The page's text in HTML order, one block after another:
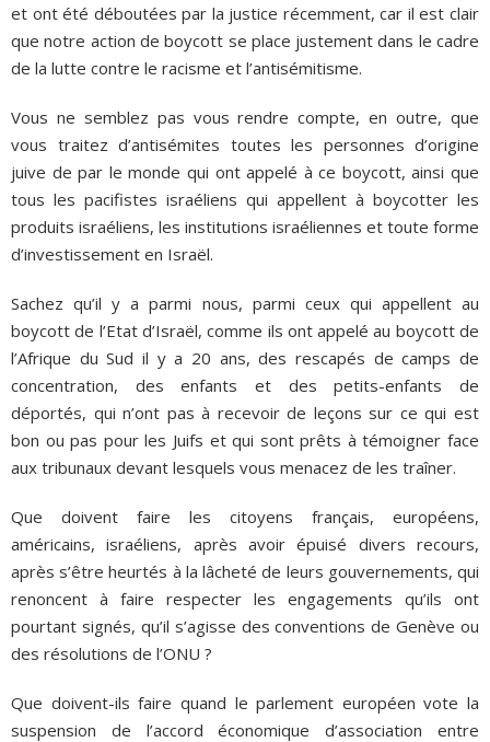
et ont été déboutées par la justice récemment, car il est clair
que notre action de boycott se place justement dans le cadre
de la lutte contre le racisme et l’antisémitisme.
Vous ne semblez pas vous rendre compte, en outre, que
vous traitez d’antisémites toutes les personnes d’origine
juive de par le monde qui ont appelé à ce boycott, ainsi que
tous les pacifistes israéliens qui appellent à boycotter les
produits israéliens, les institutions israéliennes et toute forme
d’investissement en Israël.
Sachez qu’il y a parmi nous, parmi ceux qui appellent au
boycott de l’Etat d’Israël, comme ils ont appelé au boycott de
l’Afrique du Sud il y a 20 ans, des rescapés de camps de
concentration, des enfants et des petits-enfants de
déportés, qui n’ont pas à recevoir de leçons sur ce qui est
bon ou pas pour les Juifs et qui sont prêts à témoigner face
aux tribunaux devant lesquels vous menacez de les traîner.
Que doivent faire les citoyens français, européens,
américains, israéliens, après avoir épuisé divers recours,
après s’être heurtés à la lâcheté de leurs gouvernements, qui
renoncent à faire respecter les engagements qu’ils ont
pourtant signés, qu’il s’agisse des conventions de Genève ou
des résolutions de l’ONU ?
Que doivent-ils faire quand le parlement européen vote la
suspension de l’accord économique d’association entre